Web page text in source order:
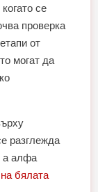
се
проверка
от
могат да
разглежда
а алфа
бялата